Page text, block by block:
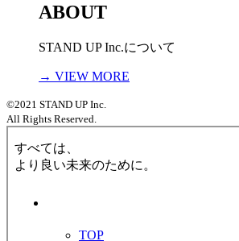
ABOUT
STAND UP Inc.について
→ VIEW MORE
©2021 STAND UP Inc.
All Rights Reserved.